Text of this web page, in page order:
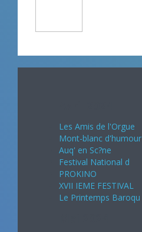
Les Amis de l'Orgue
Mont-blanc d'humour
Auq' en Sc?ne
Festival National d
PROKINO
XVII IEME FESTIVAL
Le Printemps Baroqu